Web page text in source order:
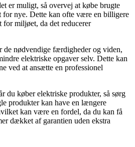
er muligt, så overvej at købe brugte
for nye. Dette kan ofte være en billigere
for miljøet, da det reducerer
de nødvendige færdigheder og viden,
elektriske opgaver selv. Dette kan
ved at ansætte en professionel
du køber elektriske produkter, så sørg
produkter kan have en længere
kan være en fordel, da du kan få
dækket af garantien uden ekstra